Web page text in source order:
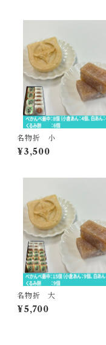
名物折 小
¥3,500
名物折 大
¥5,700